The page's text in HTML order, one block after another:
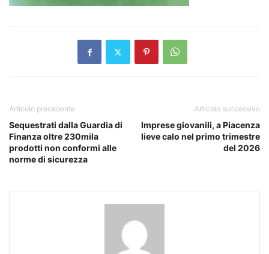
Articolo precedente
Sequestrati dalla Guardia di
Finanza oltre 230mila
prodotti non conformi alle
norme di sicurezza
Articolo successivo
Imprese giovanili, a Piacenza
lieve calo nel primo trimestre
del 2026